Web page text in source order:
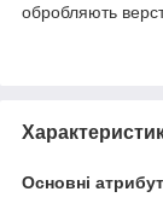
обробляють
Основні